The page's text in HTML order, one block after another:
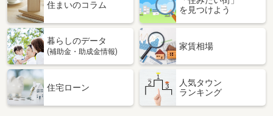
住まいのコラム
を見つけよう
暮らしのデータ
(補助金・助成金情報)
家賃相場
住宅ローン
人気タウン
ランキング